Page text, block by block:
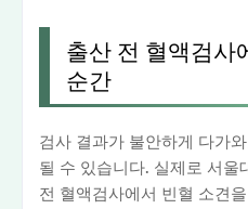
출산 전 혈액검사
순간
검사 결과가 불안하게 다가
될 수 있습니다. 실제로 서울
전 혈액검사에서 빈혈 소견